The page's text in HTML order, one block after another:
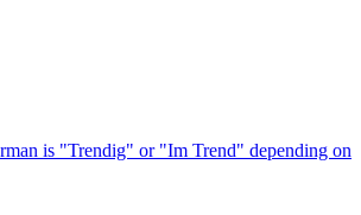
is "Trendig" or "Im Trend" depending on